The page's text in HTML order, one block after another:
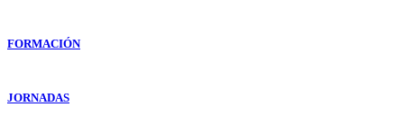
FORMACIÓN
JORNADAS